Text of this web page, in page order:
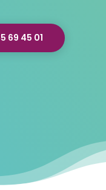
69 45 01